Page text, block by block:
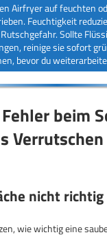
Airfryer auf feuchten
Feuchtigkeit
Sollte
reinige sie sofort
bevor du
beim
nicht
wie wichtig eine